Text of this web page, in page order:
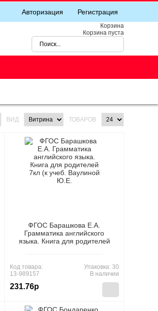
Авторизация Регистрация
Корзина
Корзина пуста
ВИД ТОВАРОВ
ФГОС Барашкова Е.А.
Грамматика английского
языка. Книга для родителей
Код товара:
13-989157
231.76р
Упаковка: 30
В наличии